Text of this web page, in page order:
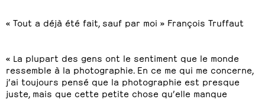
« Tout a déjà été fait, sauf par moi » François Truffaut
« La plupart des gens ont le sentiment que le monde
ressemble à la photographie. En ce me qui me concerne,
j’ai toujours pensé que la photographie est presque
juste, mais que cette petite chose qu’elle manque